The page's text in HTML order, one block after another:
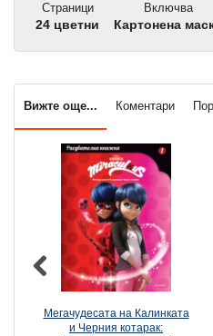
Страници
24 цветни
Включва
Картонена
Вижте още... Коментари
Мегачудесата на Калинката
и Черния котарак: